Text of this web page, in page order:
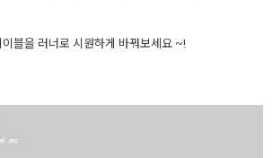
블을 러너로 시원하게 바꿔보세요 ~!